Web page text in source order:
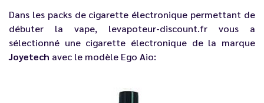
Dans les packs de cigarette électronique permettant de
débuter la vape, levapoteur-discount.fr vous a
sélectionné une cigarette électronique de la marque
Joyetech avec le modèle Ego Aio: